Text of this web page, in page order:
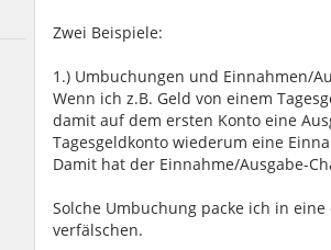
Zwei Beispiele:
1.) Umbuchungen und Einnahmen/
Wenn ich z.B. Geld von einem
damit auf dem ersten Konto eine
Tagesgeldkonto wiederum eine
Damit hat der Einnahme/Ausgabe-
Solche Umbuchung packe ich in
verfälschen.